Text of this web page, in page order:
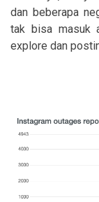
dan beberapa
tak bisa masuk
explore dan